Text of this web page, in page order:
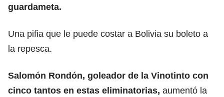
guardameta.
Una pifia que le puede costar a Bolivia su boleto a
la repesca.
Salomón Rondón, goleador de la Vinotinto con
cinco tantos en estas eliminatorias, aumentó la